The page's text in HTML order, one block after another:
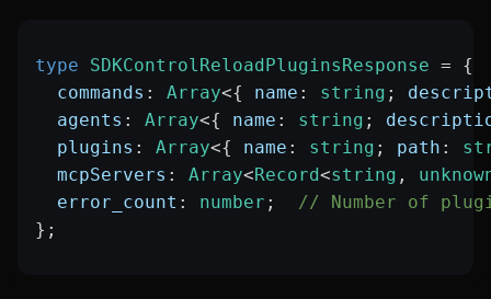
type SDKControlReloadPluginsResponse = {
  commands
: Array<{ name : string ;
  agents
: Array<{ name : string ;
  plugins
: Array<{ name : string ; path :
  mcpServers
: Array<Record<string ,
  error_count
: number ; // Number of
};